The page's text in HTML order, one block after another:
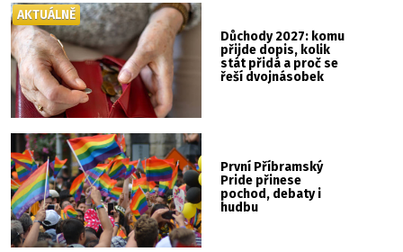
Důchody 2027: komu
přijde dopis, kolik
stát přidá a proč se
řeší dvojnásobek
AKTUÁLNĚ
První Příbramský
Pride přinese
pochod, debaty i
hudbu